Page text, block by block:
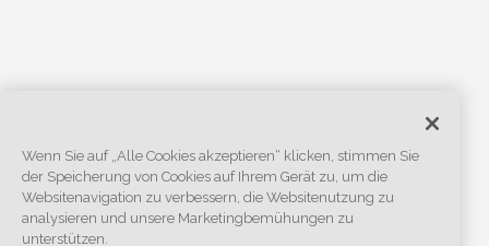
Wenn Sie auf „Alle Cookies akzeptieren“ klicken, stimmen Sie
der Speicherung von Cookies auf Ihrem Gerät zu, um die
Websitenavigation zu verbessern, die Websitenutzung zu
analysieren und unsere Marketingbemühungen zu
unterstützen.